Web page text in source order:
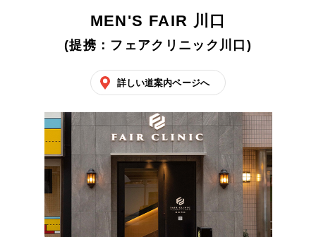
MEN'S FAIR 川口
(提携：フェアクリニック川口)
詳しい道案内ページへ